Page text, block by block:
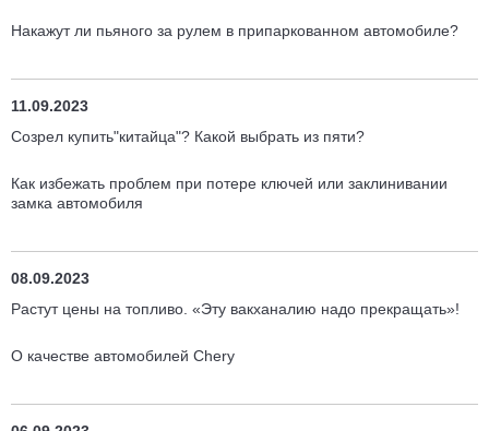
Накажут ли пьяного за рулем в припаркованном автомобиле?
11.09.2023
Созрел купить"китайца"? Какой выбрать из пяти?
Как избежать проблем при потере ключей или заклинивании
замка автомобиля
08.09.2023
Растут цены на топливо. «Эту вакханалию надо прекращать»!
О качестве автомобилей Chery